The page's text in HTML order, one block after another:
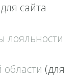
сайта
лояльности
(для